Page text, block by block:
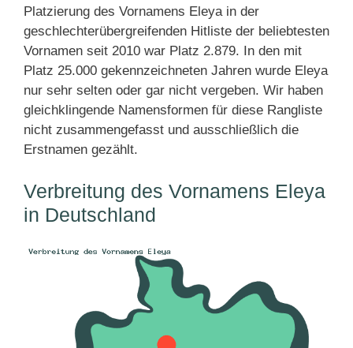
Platzierung des Vornamens Eleya in der
geschlechterübergreifenden Hitliste der beliebtesten
Vornamen seit 2010 war Platz 2.879. In den mit
Platz 25.000 gekennzeichneten Jahren wurde Eleya
nur sehr selten oder gar nicht vergeben. Wir haben
gleichklingende Namensformen für diese Rangliste
nicht zusammengefasst und ausschließlich die
Erstnamen gezählt.
Verbreitung des Vornamens Eleya
in Deutschland